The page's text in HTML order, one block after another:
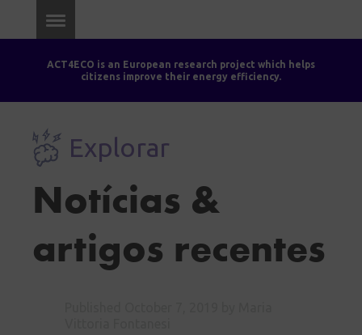
ACT4ECO is an European research project which helps
citizens improve their energy efficiency.
Explorar
Notícias &
artigos recentes